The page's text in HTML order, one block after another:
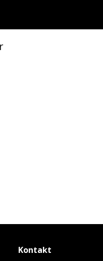
Kontakt